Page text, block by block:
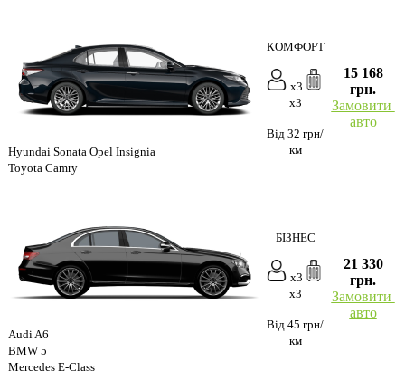
Hyundai Sonata Opel Insignia
Toyota Camry
КОМФОРТ
x3
x3
Від 32 грн/
км
15 168
грн.
Замовити
авто
Audi A6
BMW 5
Mercedes E-Class
БІЗНЕС
x3
x3
Від 45 грн/
км
21 330
грн.
Замовити
авто